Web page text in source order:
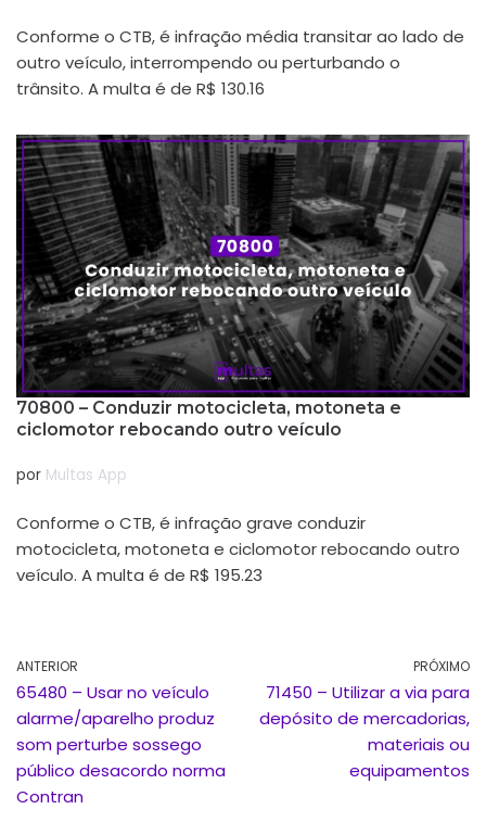
Conforme o CTB, é infração média transitar ao lado de
outro veículo, interrompendo ou perturbando o
trânsito. A multa é de R$ 130.16
70800 – Conduzir motocicleta, motoneta e
ciclomotor rebocando outro veículo
por Multas App
Conforme o CTB, é infração grave conduzir
motocicleta, motoneta e ciclomotor rebocando outro
veículo. A multa é de R$ 195.23
ANTERIOR
65480 – Usar no veículo
alarme/aparelho produz
som perturbe sossego
público desacordo norma
Contran
PRÓXIMO
71450 – Utilizar a via para
depósito de mercadorias,
materiais ou
equipamentos